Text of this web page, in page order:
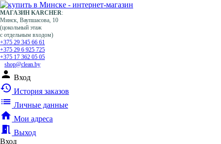
МАГАЗИН KARCHER:
Минск, Ваупшасова, 10
(цокольный этаж
с отдельным входом)
+375 29 345 66 61
+375 29 6 925 725
+375 17 362 05 05
shop@clean.by
person Вход
history История заказов
list Личные данные
home Мои адреса
meeting_room Выход
Вход